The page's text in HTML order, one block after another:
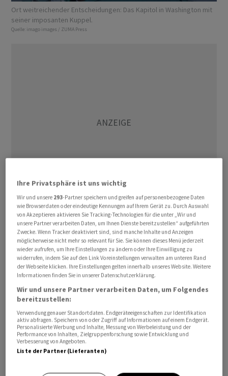
Ort weitreichender Entscheidungen: Das Kapitol in Washington mit
seiner imposanten Kuppel.
Quelle: imago images / ZUMA Press
Die Republikaner stimmten nach einer seltenen
Nachtsitzung mit ihrer knappen Mehrheit im
Repräsentantenhaus am Donnerstag dafür, die
Gesetzesvorlage zu den Steuererleichterungen zur
Debatte im Plenum freizugeben.
Noch im Laufe des Tages wurde mit der eigentlichen
Abstimmung gerechnet. Sollte die
Abgeordnetenkammer die Pläne abnicken, würden sie
anschliessend in den Senat wandern. Dort würde
voraussichtlich eine weitere wochenlange Debatte
folgen. Ob das Vorhaben jedoch im Repräsentantenhaus
Ihre Privatsphäre ist uns wichtig
Wir und unsere 293-Partner speichern und greifen auf personenbezogene Daten
wie Browserdaten oder eindeutige Kennungen auf Ihrem Gerät zu. Durch Auswahl
von Akzeptieren aktivieren Sie Tracking-Technologien für die unter „Wir und
unsere Partner verarbeiten Daten, um Ihnen Dienste bereitzustellen“ aufgeführten
Zwecke. Wenn Tracker deaktiviert sind, sind manche Inhalte und Anzeigen
möglicherweise nicht mehr so relevant für Sie. Sie können dieses Menü jederzeit
wieder aufrufen, um Ihre Einstellungen zu ändern oder Ihre Einwilligung zu
widerrufen, indem Sie auf den Link Voreinstellungen verwalten am unteren Rand
der Webseite klicken. Ihre Einstellungen gelten innerhalb unseres Website. Weitere
Informationen finden Sie in unserer Datenschutzerklärung.
Wir und unsere Partner verarbeiten Daten, um Folgendes
bereitzustellen:
Verwendung genauer Standortdaten. Endgeräteeigenschaften zur Identifikation
aktiv abfragen. Speichern von oder Zugriff auf Informationen auf einem Endgerät.
Personalisierte Werbung und Inhalte, Messung von Werbeleistung und der
Performance von Inhalten, Zielgruppenforschung sowie Entwicklung und
Verbesserung von Angeboten.
Liste der Partner (Lieferanten)